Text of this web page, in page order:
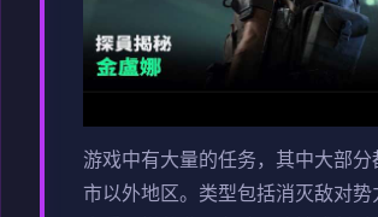
游戏中有大量的任务，其中大部分
市以外地区。类型包括消灭敌对势